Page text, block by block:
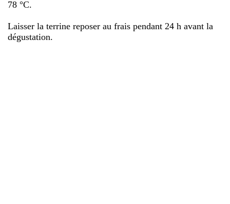
78 °C.
Laisser la terrine reposer au frais pendant 24 h avant la
dégustation.